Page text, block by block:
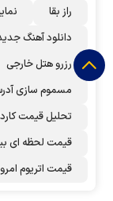
راز بقا
دانلود آهنگ
رزرو هتل خارجی
مسموم سازی
تحلیل قیمت
قیمت لحظه ای
قیمت اتریوم